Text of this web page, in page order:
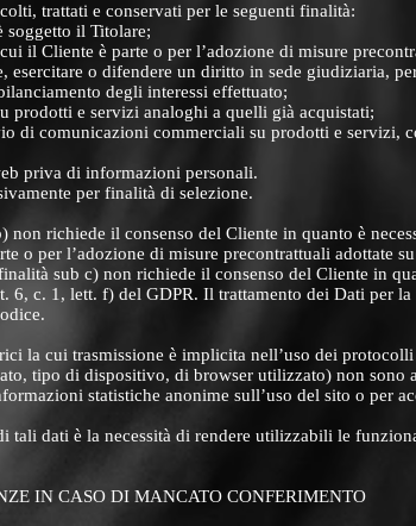
trattati e conservati per le seguenti finalità:
soggetto il Titolare;
il Cliente è parte o per l’adozione di misure
esercitare o difendere un diritto in sede giudiziaria,
degli interessi effettuato;
prodotti e servizi analoghi a quelli già acquistati;
di comunicazioni commerciali su prodotti e servizi,
priva di informazioni personali.
per finalità di selezione.
richiede il consenso del Cliente in quanto è
o per l’adozione di misure precontrattuali adottate
sub c) non richiede il consenso del Cliente in
6, c. 1, lett. f) del GDPR. Il trattamento dei Dati per
la cui trasmissione è implicita nell’uso dei
tipo di dispositivo, di browser utilizzato) non sono
statistiche anonime sull’uso del sito o per
dati è la necessità di rendere utilizzabili le
IN CASO DI MANCATO CONFERIMENTO